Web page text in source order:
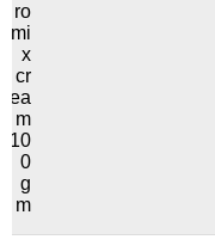
ro
mi
x
cr
ea
m
10
0
g
m